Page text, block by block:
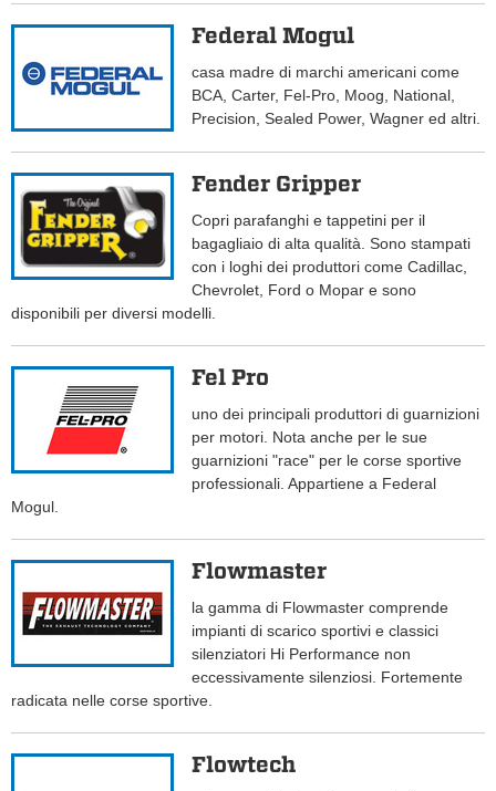
Federal Mogul
casa madre di marchi americani come
BCA, Carter, Fel-Pro, Moog, National,
Precision, Sealed Power, Wagner ed altri.
Fender Gripper
Copri parafanghi e tappetini per il
bagagliaio di alta qualità. Sono stampati
con i loghi dei produttori come Cadillac,
Chevrolet, Ford o Mopar e sono
disponibili per diversi modelli.
Fel Pro
uno dei principali produttori di guarnizioni
per motori. Nota anche per le sue
guarnizioni "race" per le corse sportive
professionali. Appartiene a Federal
Mogul.
Flowmaster
la gamma di Flowmaster comprende
impianti di scarico sportivi e classici
silenziatori Hi Performance non
eccessivamente silenziosi. Fortemente
radicata nelle corse sportive.
Flowtech